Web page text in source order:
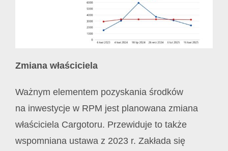
Zmiana właściciela
Ważnym elementem pozyskania środków
na inwestycje w RPM jest planowana zmiana
właściciela Cargotoru. Przewiduje to także
wspomniana ustawa z 2023 r. Zakłada się